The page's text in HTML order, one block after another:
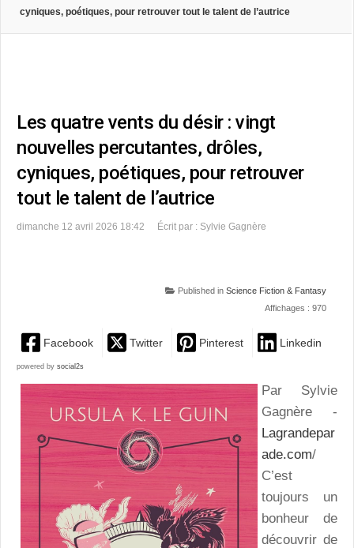
cyniques, poétiques, pour retrouver tout le talent de l’autrice
Les quatre vents du désir : vingt
nouvelles percutantes, drôles,
cyniques, poétiques, pour retrouver
tout le talent de l’autrice
dimanche 12 avril 2026 18:42 Écrit par : Sylvie Gagnère
Published in Science Fiction & Fantasy
Affichages : 970
Facebook Twitter Pinterest Linkedin
powered by social2s
Par Sylvie
Gagnère -
Lagrandepar
ade.com/
C’est
toujours un
bonheur de
découvrir de